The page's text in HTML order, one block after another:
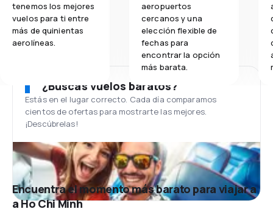
tenemos los mejores
vuelos para ti entre
más de quinientas
aerolíneas.
aeropuertos
cercanos y una
elección flexible de
fechas para
encontrar la opción
más barata.
¿Buscas vuelos baratos?
Estás en el lugar correcto. Cada día comparamos
cientos de ofertas para mostrarte las mejores.
¡Descúbrelas!
Encuentra el momento más barato para viajar a
a Ho Chi Minh